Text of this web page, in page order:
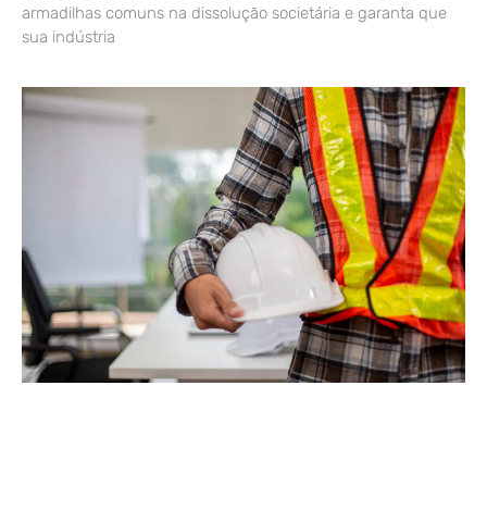
armadilhas comuns na dissolução societária e garanta que
sua indústria